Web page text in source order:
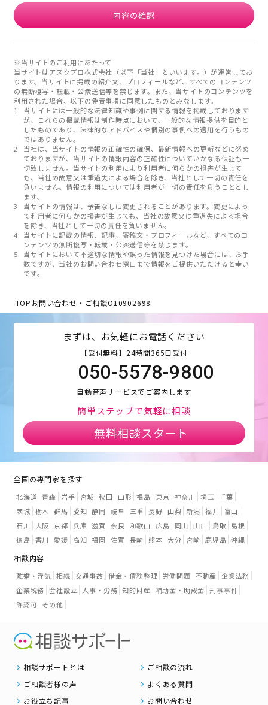
内容の確認
※当サイトのご利用にあたって
当サイトはアスクプロ株式会社（以下「当社」といいます。）が運営してお
ります。当サイトに掲載の紹介文、プロフィールなど、すべてのコンテンツ
の無断複写・転載・公衆送信等を禁じます。また、当サイトのコンテンツを
利用された場合、以下の免責事項に同意したものとみなします。
当サイトには一般的な法律知識や事例に関する情報を掲載しております
が、これらの掲載情報は制作時点において、一般的な情報提供を目的と
したものであり、法律的なアドバイスや個別の事例への適用を行うもの
ではありません。
当社は、当サイトの情報の正確性の確保、最新情報への更新などに努め
ておりますが、当サイトの情報内容の正確性についていかなる保証も一
切致しません。当サイトの利用により利用者に何らかの損害が生じて
も、当社の故意又は重過失による場合を除き、当社として一切の責任を
負いません。情報の利用については利用者が一切の責任を負うこととし
ます。
当サイトの情報は、予告なしに変更されることがあります。変更によっ
て利用者に何らかの損害が生じても、当社の故意又は重過失による場合
を除き、当社として一切の責任を負いません。
当サイトに記載の情報、記事、寄稿文・プロフィールなど、すべてのコ
ンテンツの無断複写・転載・公衆送信等を禁じます。
当サイトにおいて不適切な情報や誤った情報を見つけた場合には、お手
数ですが、当社のお問い合わせ窓口まで情報をご提供いただけると幸い
です。
TOPお問い合わせ・ご相談O10902698
まずは、お気軽にお電話ください
【受付無料】24時間365日受付
050-5578-9800
自動音声サービスでご案内します
簡単ステップで気軽に相談
無料相談スタート
全国の専門家を探す
北海道 青森 岩手 宮城 秋田 山形 福島 東京 神奈川 埼玉
千葉
茨城 栃木 群馬 愛知 静岡 岐阜 三重 長野 山梨 新潟 福井
富山
石川
大阪 京都 兵庫 滋賀 奈良 和歌山 広島 岡山 山口 鳥取
島根
徳島 香川 愛媛 高知 福岡 佐賀 長崎 熊本 大分 宮崎 鹿児島 沖縄
相談内容
離婚・浮気 相続 交通事故 借金・債務整理 労働問題 不動産 企業法務
企業税務 会社設立 人事・労務 知的財産 補助金・助成金 刑事事件
許認可 その他
相談サポートとは
ご相談の流れ
ご相談者様の声
よくある質問
お役立ち記事
お問い合わせ